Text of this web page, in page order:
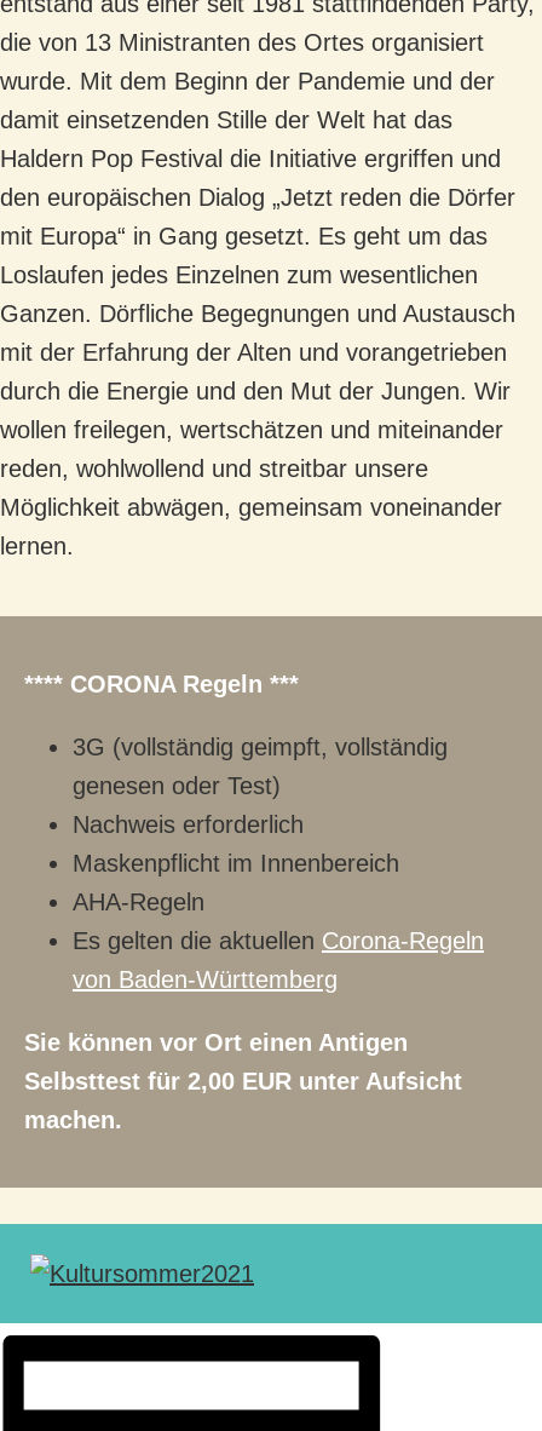
die von 13 Ministranten des Ortes organisiert
wurde. Mit dem Beginn der Pandemie und der
damit einsetzenden Stille der Welt hat das
Haldern Pop Festival die Initiative ergriffen und
den europäischen Dialog „Jetzt reden die Dörfer
mit Europa“ in Gang gesetzt. Es geht um das
Loslaufen jedes Einzelnen zum wesentlichen
Ganzen. Dörfliche Begegnungen und Austausch
mit der Erfahrung der Alten und vorangetrieben
durch die Energie und den Mut der Jungen. Wir
wollen freilegen, wertschätzen und miteinander
reden, wohlwollend und streitbar unsere
Möglichkeit abwägen, gemeinsam voneinander
lernen.
**** CORONA Regeln ***
3G (vollständig geimpft, vollständig
genesen oder Test)
Nachweis erforderlich
Maskenpflicht im Innenbereich
AHA-Regeln
Es gelten die aktuellen Corona-Regeln
von Baden-Württemberg
Sie können vor Ort einen Antigen
Selbsttest für 2,00 EUR unter Aufsicht
machen.